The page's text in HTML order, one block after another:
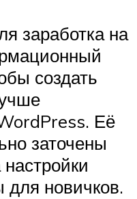
заработка на
создать
Её
заточены
для новичков.